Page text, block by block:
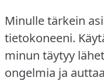
Minulle tärkein
tietokoneeni.
minun täytyy
ongelmia ja